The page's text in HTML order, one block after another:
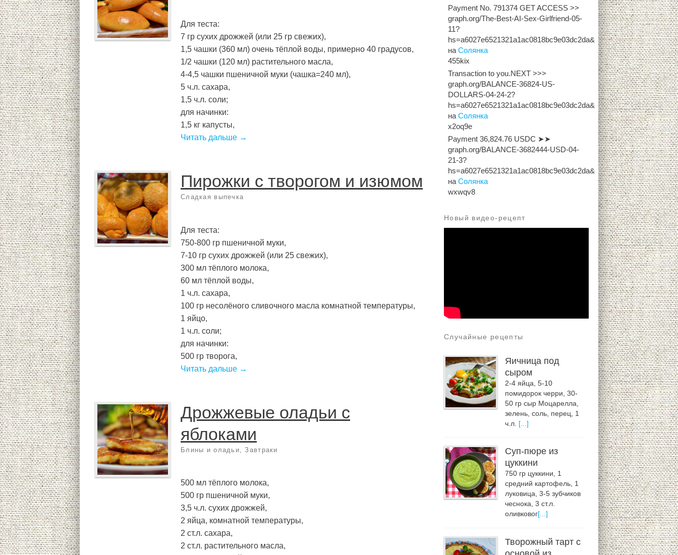
Для теста:
7 гр сухих дрожжей (или 25 гр свежих),
1,5 чашки (360 мл) очень тёплой воды, примерно 40 градусов,
1/2 чашки (120 мл) растительного масла,
4-4,5 чашки пшеничной муки (чашка=240 мл),
5 ч.л. сахара,
1,5 ч.л. соли;
для начинки:
1,5 кг капусты,
Читать дальше →
Пирожки с творогом и изюмом
Сладкая выпечка
Для теста:
750-800 гр пшеничной муки,
7-10 гр сухих дрожжей (или 25 свежих),
300 мл тёплого молока,
60 мл тёплой воды,
1 ч.л. сахара,
100 гр несолёного сливочного масла комнатной температуры,
1 яйцо,
1 ч.л. соли;
для начинки:
500 гр творога,
Читать дальше →
Дрожжевые оладьи с
яблоками
Блины и оладьи,Завтраки
500 мл тёплого молока,
500 гр пшеничной муки,
3,5 ч.л. сухих дрожжей,
2 яйца, комнатной температуры,
2 ст.л. сахара,
2 ст.л. растительного масла,
Payment No. 791374 GET ACCESS >>
graph.org/The-Best-AI-Sex-Girlfriend-05-
11?
hs=a6027e6521321a1ac0818bc9e03dc2da&
наСолянка
455kix
Transaction to you.NEXT >>>
graph.org/BALANCE-36824-US-
DOLLARS-04-24-2?
hs=a6027e6521321a1ac0818bc9e03dc2da&
наСолянка
x2oq9e
Payment 36,824.76 USDC ➤➤
graph.org/BALANCE-3682444-USD-04-
21-3?
hs=a6027e6521321a1ac0818bc9e03dc2da&
наСолянка
wxwqv8
Новый видео-рецепт
Случайные рецепты
Яичница под
сыром
2-4 яйца, 5-10
помидорок черри, 30-
50 гр сыр Моцарелла,
зелень, соль, перец, 1
ч.л.
[...]
Суп-пюре из
цуккини
750 гр цуккини, 1
средний картофель, 1
луковица, 3-5 зубчиков
чеснока, 3 ст.л.
оливковог[...]
Творожный тарт с